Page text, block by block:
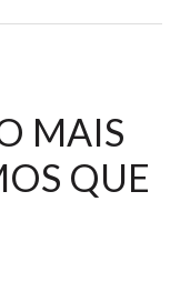
MAIS
QUE